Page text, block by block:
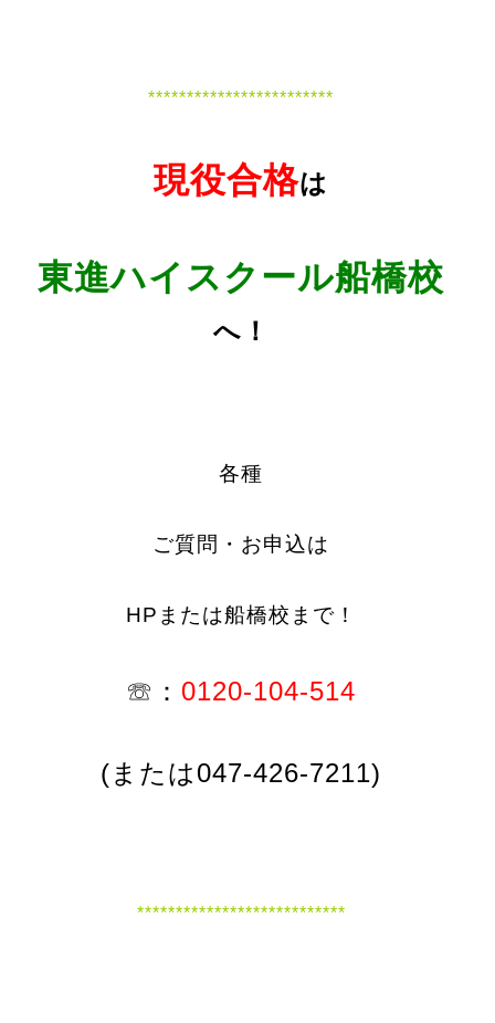
************************
現役合格は
東進ハイスクール船橋校
へ！
各種
ご質問・お申込は
HPまたは船橋校まで！
☏： 0120-104-514
(または047-426-7211)
***************************